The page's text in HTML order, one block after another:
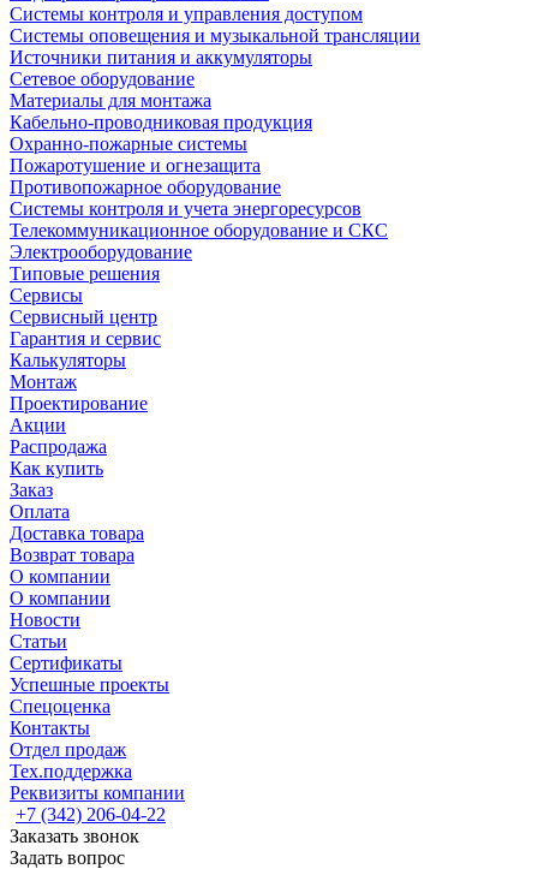
Системы контроля и управления доступом
Системы оповещения и музыкальной трансляции
Источники питания и аккумуляторы
Сетевое оборудование
Материалы для монтажа
Кабельно-проводниковая продукция
Охранно-пожарные системы
Пожаротушение и огнезащита
Противопожарное оборудование
Системы контроля и учета энергоресурсов
Телекоммуникационное оборудование и СКС
Электрооборудование
Типовые решения
Сервисы
Сервисный центр
Гарантия и сервис
Калькуляторы
Монтаж
Проектирование
Акции
Распродажа
Как купить
Заказ
Оплата
Доставка товара
Возврат товара
О компании
О компании
Новости
Статьи
Сертификаты
Успешные проекты
Спецоценка
Контакты
Отдел продаж
Тех.поддержка
Реквизиты компании
+7 (342) 206-04-22
Заказать звонок
Задать вопрос